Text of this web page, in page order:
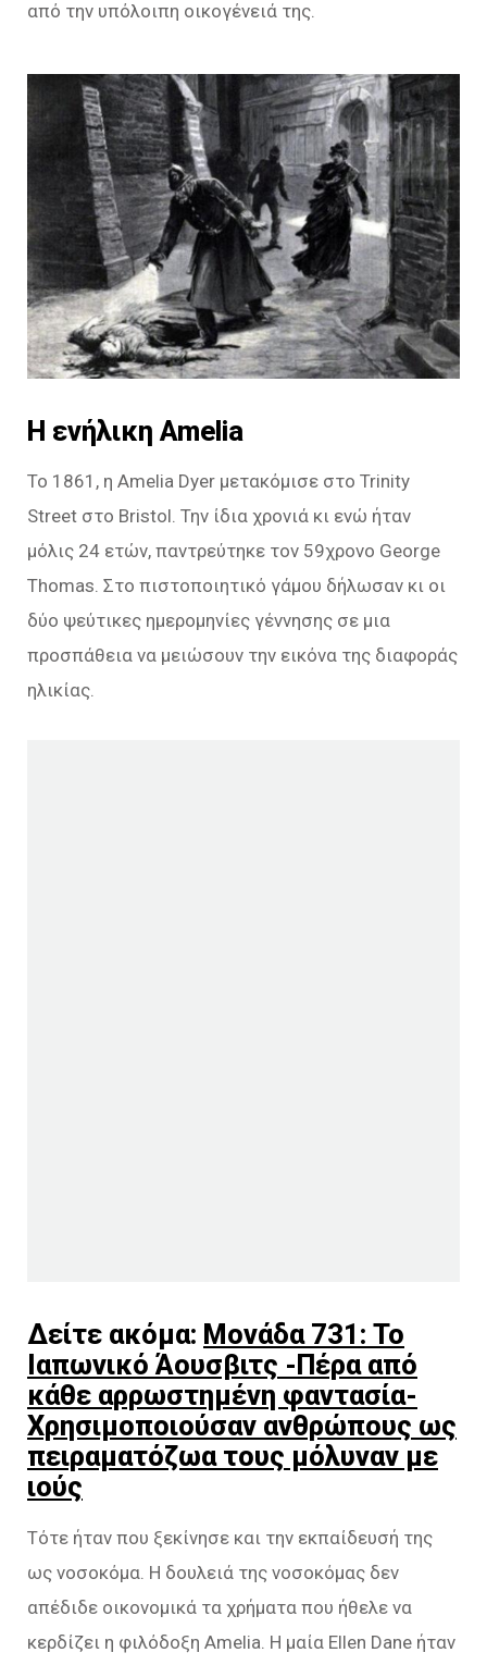
από την υπόλοιπη οικογένειά της.
Η ενήλικη Amelia
To 1861, η Amelia Dyer μετακόμισε στο Trinity
Street στο Bristol. Την ίδια χρονιά κι ενώ ήταν
μόλις 24 ετών, παντρεύτηκε τον 59χρονο George
Thomas. Στο πιστοποιητικό γάμου δήλωσαν κι οι
δύο ψεύτικες ημερομηνίες γέννησης σε μια
προσπάθεια να μειώσουν την εικόνα της διαφοράς
ηλικίας.
Δείτε ακόμα: Μονάδα 731: Το
Ιαπωνικό Άουσβιτς -Πέρα από
κάθε αρρωστημένη φαντασία-
Χρησιμοποιούσαν ανθρώπους ως
πειραματόζωα τους μόλυναν με
ιούς
Τότε ήταν που ξεκίνησε και την εκπαίδευσή της
ως νοσοκόμα. Η δουλειά της νοσοκόμας δεν
απέδιδε οικονομικά τα χρήματα που ήθελε να
κερδίζει η φιλόδοξη Amelia. Η μαία Ellen Dane ήταν